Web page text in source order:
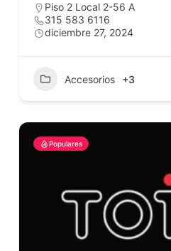
Piso 2 Local 2-56 A
315 583 6116
diciembre 27, 2024
Accesorios +3
Populares